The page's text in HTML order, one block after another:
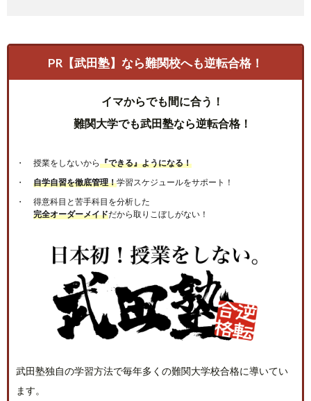
PR【武田塾】なら難関校へも逆転合格！
イマからでも間に合う！
難関大学でも武田塾なら逆転合格！
授業をしないから『できる』ようになる！
自学自習を徹底管理！学習スケジュールをサポート！
得意科目と苦手科目を分析した
完全オーダーメイドだから取りこぼしがない！
武田塾独自の学習方法で毎年多くの難関大学校合格に導いてい
ます。